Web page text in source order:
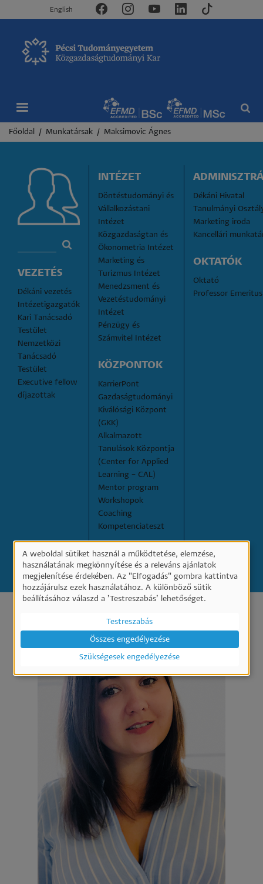
English
Morzsa
Főoldal Munkatársak Maksimovic Ágnes
VEZETÉS
Dékáni vezetés
Intézetigazgatók
Kari Tanácsadó
Testület
Nemzetközi
Tanácsadó
Testület
Executive fellow
díjazottak
INTÉZET
Döntéstudományi és
Vállalkozástani
Intézet
Közgazdaságtan és
Ökonometria Intézet
Marketing és
Turizmus Intézet
Menedzsment és
Vezetéstudományi
Intézet
Pénzügy és
Számvitel Intézet
KÖZPONTOK
KarrierPont
Gazdaságtudományi
Kiválósági Központ
(GKK)
Alkalmazott
Tanulások Központja
(Center for Applied
Learning – CAL)
Mentor program
Workshopok
Coaching
Kompetenciateszt
Dékáni Hivatal
Tanulmányi
Marketing iroda
Kancellári
OKTATÓK
Oktató
Professor Emeritus
KERESÉS
Személyes
adatok
és
használata
A weboldal sütiket használ a működtetése, elemzése,
használatának megkönnyítése és a releváns ajánlatok
megjelenítése érdekében. Az "Elfogadás" gombra kattintva
hozzájárulsz ezek használatához. A különböző sütik
beállításához válaszd a ’Testreszabás’ lehetőséget.
Testreszabás
Szükségesek engedélyezése
Összes engedélyezése